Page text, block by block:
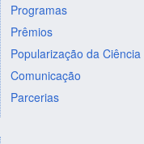
Programas
Prêmios
Popularização da Ciência
Comunicação
Parcerias